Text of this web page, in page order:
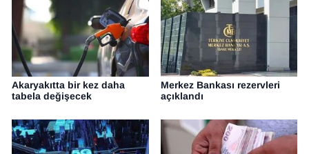
Akaryakıtta bir kez daha
tabela değişecek
Merkez Bankası rezervleri
açıklandı